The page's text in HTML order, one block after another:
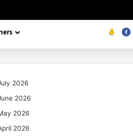
Koo
2026
2026
2026
2026